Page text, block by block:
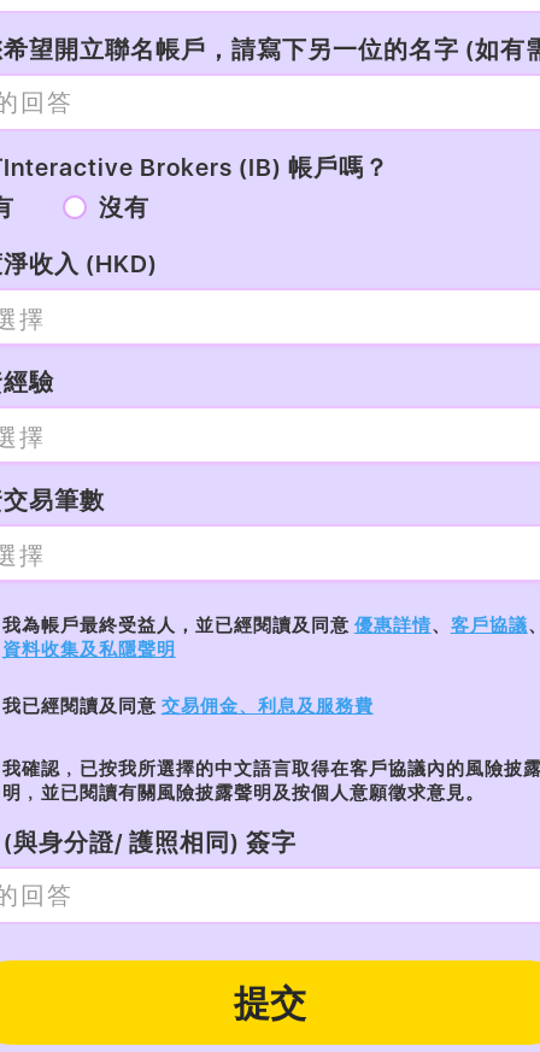
望開立聯名帳戶，請寫下另一位的名字 (如有
Brokers (IB) 帳戶嗎？
沒有
收入 (HKD)
驗
易筆數
我為帳戶最終受益人，並已經閱讀及同意 優惠詳情、 客戶協議
資料收集及私隱聲明
我已經閱讀及同意 交易佣金、利息及服務費
我確認﹐已按我所選擇的中文語言取得在客戶協議內的風險披
明﹐並已閱讀有關風險披露聲明及按個人意願徵求意見。
與身分證/ 護照相同) 簽字